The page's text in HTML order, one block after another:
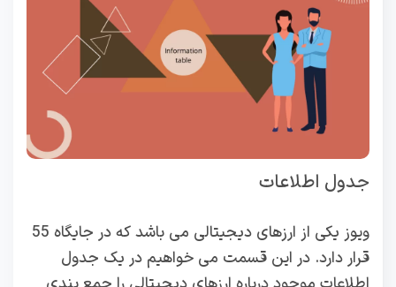
جدول اطلاعات
ویوز یکی از ارزهای دیجیتالی می باشد که در جایگاه 55
قرار دارد. در این قسمت می خواهیم در یک جدول